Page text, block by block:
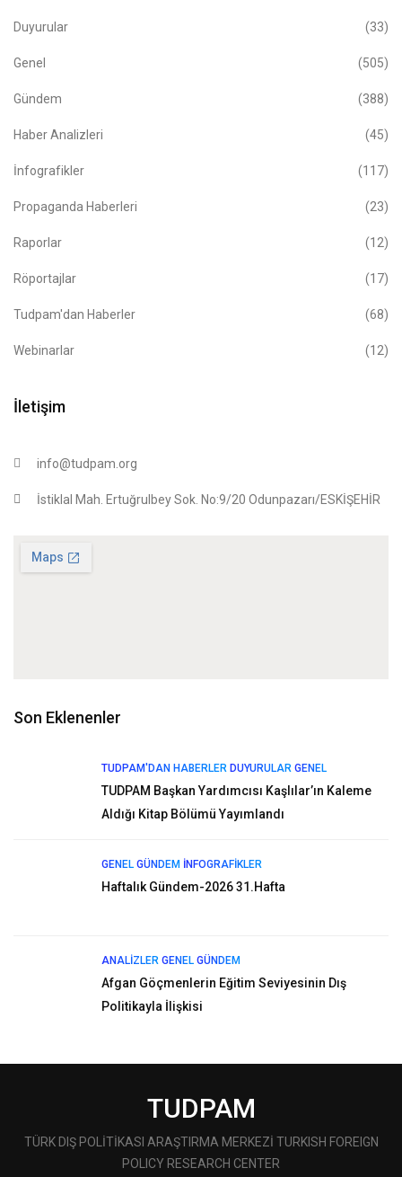
Duyurular (33)
Genel (505)
Gündem (388)
Haber Analizleri (45)
İnfografikler (117)
Propaganda Haberleri (23)
Raporlar (12)
Röportajlar (17)
Tudpam'dan Haberler (68)
Webinarlar (12)
İletişim
info@tudpam.org
İstiklal Mah. Ertuğrulbey Sok. No:9/20 Odunpazarı/ESKİŞEHİR
Son Eklenenler
TUDPAM'DAN HABERLER DUYURULAR GENEL
TUDPAM Başkan Yardımcısı Kaşlılar’ın Kaleme
Aldığı Kitap Bölümü Yayımlandı
GENEL GÜNDEM İNFOGRAFIKLER
Haftalık Gündem-2026 31.Hafta
ANALIZLER GENEL GÜNDEM
Afgan Göçmenlerin Eğitim Seviyesinin Dış
Politikayla İlişkisi
TUDPAM
TÜRK DIŞ POLİTİKASI ARAŞTIRMA MERKEZİ TURKISH FOREIGN
POLICY RESEARCH CENTER